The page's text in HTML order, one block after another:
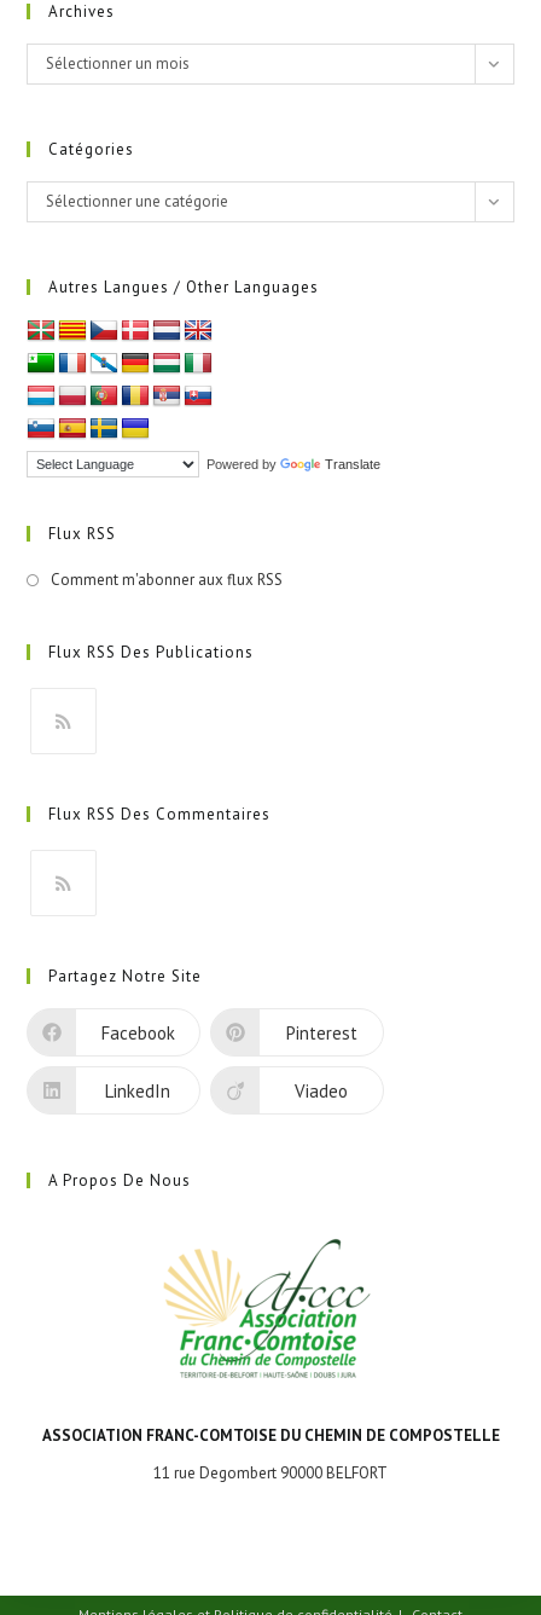
Archives
Archives
Sélectionner un mois
Catégories
Catégories
Sélectionner une catégorie
Autres Langues / Other Languages
Powered by Translate
Flux RSS
Comment m'abonner aux flux RSS
Flux RSS Des Publications
un
onglet
Flux RSS Des Commentaires
un
nouvel
Partagez Notre Site
Facebook Pinterest
LinkedIn Viadeo
A Propos De Nous
ASSOCIATION FRANC-COMTOISE DU CHEMIN DE COMPOSTELLE
11 rue Degombert 90000 BELFORT